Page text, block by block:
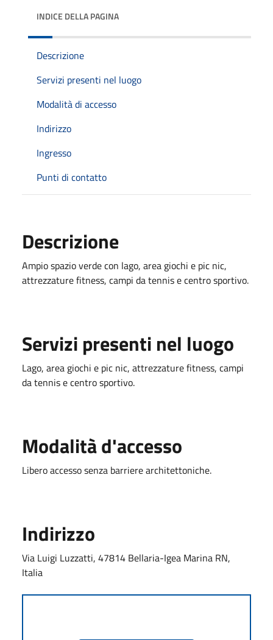
INDICE DELLA PAGINA
Descrizione
Servizi presenti nel luogo
Modalità di accesso
Indirizzo
Ingresso
Punti di contatto
Descrizione
Ampio spazio verde con lago, area giochi e pic nic,
attrezzature fitness, campi da tennis e centro sportivo.
Servizi presenti nel luogo
Lago, area giochi e pic nic, attrezzature fitness, campi
da tennis e centro sportivo.
Modalità d'accesso
Libero accesso senza barriere architettoniche.
Indirizzo
Via Luigi Luzzatti, 47814 Bellaria-Igea Marina RN,
Italia